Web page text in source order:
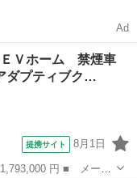
Ad
ＥＶホーム 禁煙車
プティブク…
提携サイト 8月1日